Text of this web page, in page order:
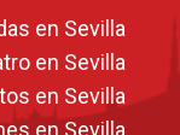
en Sevilla
en Sevilla
en Sevilla
en Sevilla